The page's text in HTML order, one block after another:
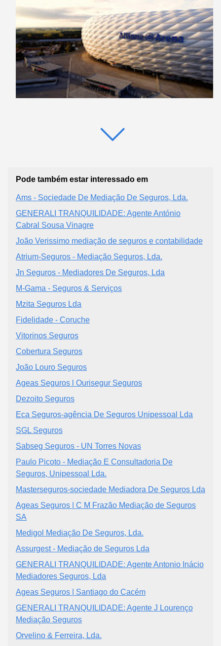
Pode também estar interessado em
Ams - Sociedade De Mediação De Seguros, Lda.
GENERALI TRANQUILIDADE: Agente António
Cabral Sousa Vinagre
João Verissimo mediação de seguros e contabilidade
Atrium-Seguros - Mediação Seguros, Lda.
Jn Seguros - Mediadores De Seguros, Lda
M-Gama - Seguros & Serviços
Mzita Seguros Lda
Fidelidade - Coruche
Vitorinos Seguros
Cobertura Seguros
João Louro Seguros
Ageas Seguros l Ourisegur Seguros
Dezoito Seguros
Eca Seguros-agência De Seguros Unipessoal Lda
SGL Seguros
Sabseg Seguros - UN Torres Novas
Paulo Picoto - Mediação E Consultadoria De
Seguros, Unipessoal Lda.
Masterseguros-sociedade Mediadora De Seguros Lda
Ageas Seguros | C M Frazão Mediação de Seguros
SA
Medigol Mediação De Seguros, Lda.
Assurgest - Mediação de Seguros Lda
GENERALI TRANQUILIDADE: Agente Antonio Inácio
Mediadores Seguros, Lda
Ageas Seguros | Santiago do Cacém
GENERALI TRANQUILIDADE: Agente J Lourenço
Mediação Seguros
Orvelino & Ferreira, Lda.